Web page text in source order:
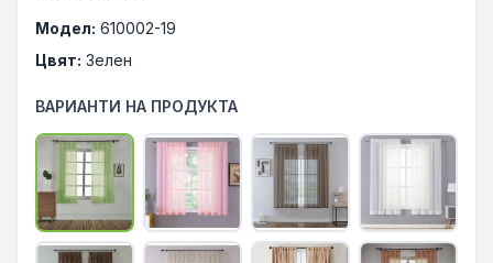
Модел: 610002-19
Цвят: Зелен
ВАРИАНТИ НА ПРОДУКТА